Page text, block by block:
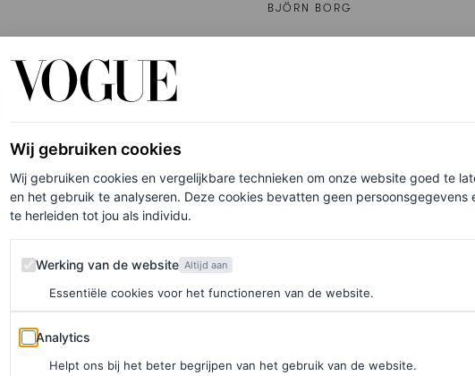
BJÖRN BORG
NIEUWS FASHION NIEUWS
Wij gebruiken cookies
Wij gebruiken cookies en vergelijkbare technieken om onze website goed te
en het gebruik te analyseren. Deze cookies bevatten geen persoonsgegevens
te herleiden tot jou als individu.
Werking van de website
Werking van de website Altijd aan
Essentiële cookies voor het functioneren van de website.
Analytics
Analytics
Helpt ons bij het beter begrijpen van het gebruik van de website.